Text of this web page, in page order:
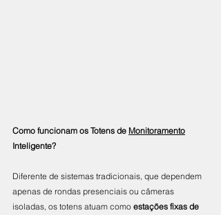
Como funcionam os Totens de Monitoramento
Inteligente?
Diferente de sistemas tradicionais, que dependem
apenas de rondas presenciais ou câmeras
isoladas, os totens atuam como estações fixas de